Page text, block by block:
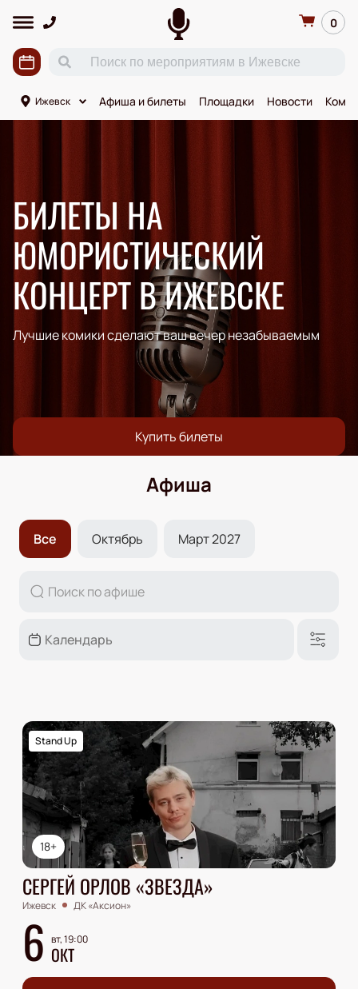
0
Ижевск Афиша и билеты Площадки Новости
БИЛЕТЫ НА
ЮМОРИСТИЧЕСКИЙ
КОНЦЕРТ В ИЖЕВСКЕ
Лучшие комики сделают ваш вечер незабываемым
Купить билеты
Афиша
Все Октябрь Март 2027
18+
Stand Up
СЕРГЕЙ ОРЛОВ «ЗВЕЗДА»
Ижевск ДК «Аксион»
6 вт, 19:00
ОКТ